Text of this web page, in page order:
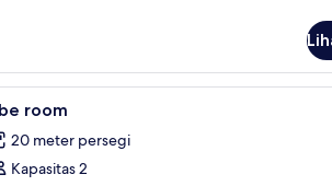
Brankas, meja
8 room
20 meter persegi
Kapasitas 2